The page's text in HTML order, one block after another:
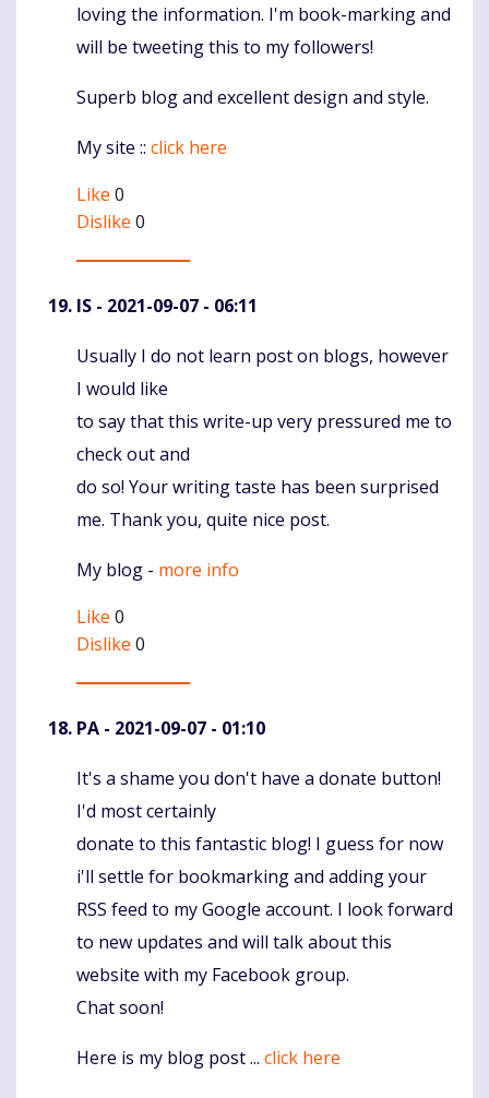
loving the information. I'm book-marking and
will be tweeting this to my followers!
Superb blog and excellent design and style.
My site :: click here
Like 0
Dislike 0
IS - 2021-09-07 - 06:11
Komentaras
Usually I do not learn post on blogs, however
I would like
to say that this write-up very pressured me to
check out and
do so! Your writing taste has been surprised
me. Thank you, quite nice post.
My blog - more info
Like 0
Dislike 0
PA - 2021-09-07 - 01:10
Komentaras
It's a shame you don't have a donate button!
I'd most certainly
donate to this fantastic blog! I guess for now
i'll settle for bookmarking and adding your
RSS feed to my Google account. I look forward
to new updates and will talk about this
website with my Facebook group.
Chat soon!
Here is my blog post ... click here